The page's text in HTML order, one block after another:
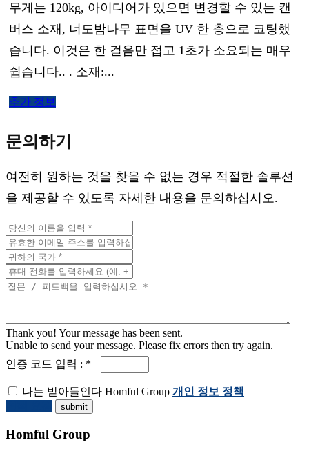
무게는 120kg, 아이디어가 있으면 변경할 수 있는 캔
버스 소재, 너도밤나무 표면을 UV 한 층으로 코팅했
습니다. 이것은 한 걸음만 접고 1초가 소요되는 매우
쉽습니다.. . 소재:...
추가 정보
문의하기
여전히 원하는 것을 찾을 수 없는 경우 적절한 솔루션
을 제공할 수 있도록 자세한 내용을 문의하십시오.
Thank you! Your message has been sent.
Unable to send your message. Please fix errors then try again.
인증 코드 입력 : *
나는 받아들인다 Homful Group 개인 정보 정책
Homful Group